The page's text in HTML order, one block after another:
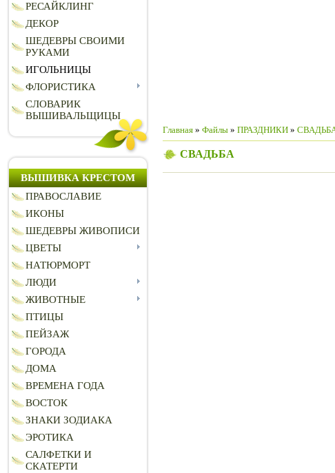
РЕСАЙКЛИНГ
ДЕКОР
ШЕДЕВРЫ СВОИМИ
РУКАМИ
ИГОЛЬНИЦЫ
ФЛОРИСТИКА
СЛОВАРИК
ВЫШИВАЛЬЩИЦЫ
ВЫШИВКА КРЕСТОМ
ПРАВОСЛАВИЕ
ИКОНЫ
ШЕДЕВРЫ ЖИВОПИСИ
ЦВЕТЫ
НАТЮРМОРТ
ЛЮДИ
ЖИВОТНЫЕ
ПТИЦЫ
ПЕЙЗАЖ
ГОРОДА
ДОМА
ВРЕМЕНА ГОДА
ВОСТОК
ЗНАКИ ЗОДИАКА
ЭРОТИКА
САЛФЕТКИ И
СКАТЕРТИ
Главная » Файлы » ПРАЗДНИКИ »
СВАДЬБА